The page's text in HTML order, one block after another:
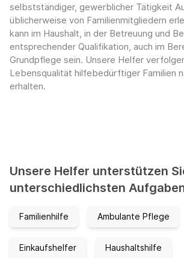
selbstständiger, gewerblicher Tätigkeit
üblicherweise von Familienmitgliedern
kann im Haushalt, in der Betreuung und
entsprechender Qualifikation, auch im
Grundpflege sein. Unsere Helfer
Lebensqualität hilfebedürftiger Familien
erhalten.
Unsere Helfer unterstützen
unterschiedlichsten
Familienhilfe Ambulante Pflege
Einkaufshelfer Haushaltshilfe